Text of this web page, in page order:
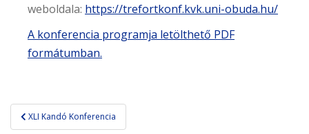
weboldala: https://trefortkonf.kvk.uni-obuda.hu/
A konferencia programja letölthető PDF
formátumban.
Bejegyzés
XLI Kandó Konferencia